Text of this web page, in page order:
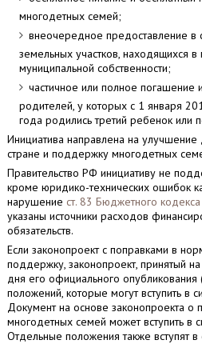
многодетных семей;
внеочередное предоставление в
земельных участков, находящихся в
муниципальной собственности;
частичное или полное погашение
родителей, у которых с 1 января
года родились третий ребенок или
Инициатива направлена на
стране и поддержку многодетных
Правительство РФ инициативу не
кроме юридико-технических ошибок
нарушение ст. 83 Бюджетного кодекса
указаны источники расходов
обязательств.
Если законопроект с поправками в
поддержку, законопроект, принятый
дня его официального
положений, которые могут вступить в
Документ на основе законопроекта о
многодетных семей может вступить в
Отдельные положения также вступят